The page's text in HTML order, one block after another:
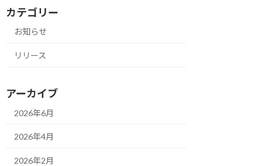
カテゴリー
お知らせ
リリース
アーカイブ
2026年6月
2026年4月
2026年2月